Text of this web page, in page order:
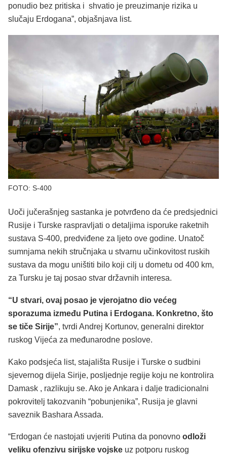
ponudio bez pritiska i shvatio je preuzimanje rizika u
slučaju Erdogana”, objašnjava list.
FOTO: S-400
Uoči jučerašnjeg sastanka je potvrđeno da će predsjednici
Rusije i Turske raspravljati o detaljima isporuke raketnih
sustava S-400, predviđene za ljeto ove godine. Unatoč
sumnjama nekih stručnjaka u stvarnu učinkovitost ruskih
sustava da mogu uništiti bilo koji cilj u dometu od 400 km,
za Tursku je taj posao stvar državnih interesa.
“U stvari, ovaj posao je vjerojatno dio većeg
sporazuma između Putina i Erdogana. Konkretno, što
se tiče Sirije”, tvrdi Andrej Kortunov, generalni direktor
ruskog Vijeća za međunarodne poslove.
Kako podsjeća list, stajališta Rusije i Turske o sudbini
sjevernog dijela Sirije, posljednje regije koju ne kontrolira
Damask , razlikuju se. Ako je Ankara i dalje tradicionalni
pokrovitelj takozvanih “pobunjenika”, Rusija je glavni
saveznik Bashara Assada.
“Erdogan će nastojati uvjeriti Putina da ponovno odloži
veliku ofenzivu sirijske vojske uz potporu ruskog